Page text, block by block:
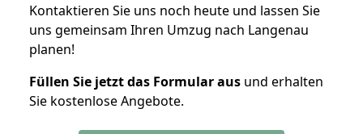
Kontaktieren Sie uns noch heute und lassen Sie
uns gemeinsam Ihren Umzug nach Langenau
planen!
Füllen Sie jetzt das Formular aus und erhalten
Sie kostenlose Angebote.